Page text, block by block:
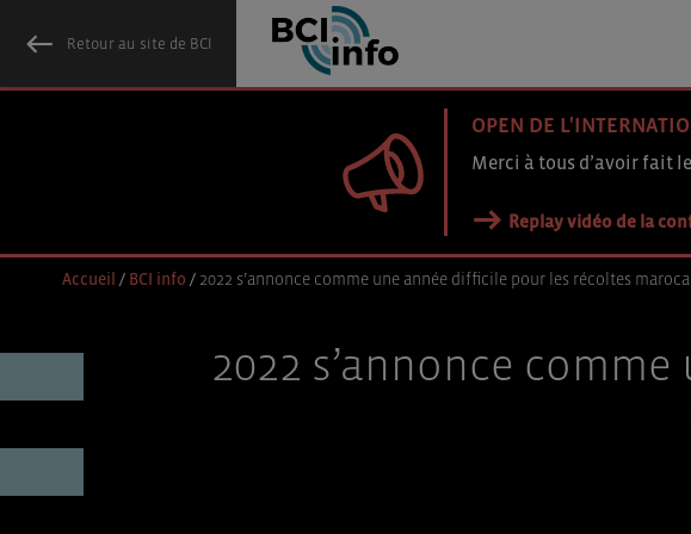
Retour au site de BCI
OPEN DE
Merci à tous d’avoir fait
Replay vidéo de la
Accueil / BCI info / 2022 s’annonce comme une année difficile pour les récoltes
2022 s’annonce